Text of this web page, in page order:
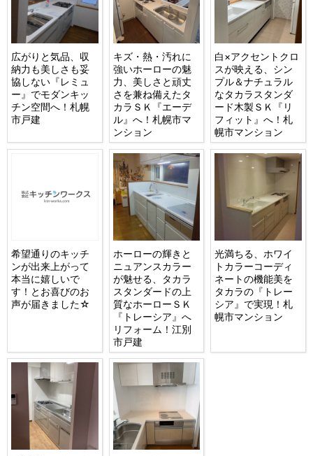
広がりと気品、収
納力も美しさも妥
協しない『レミュ
ー』でモダンキッ
チン空間へ！札幌
市戸建
キズ・熱・汚れに
強いホーローの魅
力、美しさと頑丈
さを兼ね備えたタ
カラＳＫ『エーデ
ル』へ！札幌市マ
ンション
白×アクセントクロ
スが映える、シン
プル＆ナチュラル
なタカラスタンダ
ード木製ＳＫ『リ
フィット』へ！札
幌市マンション
希望通りのキッチ
ンが出来上がって
本当に嬉しいで
す！とお喜びのお
声が届きました☆
ホーローの輝きと
ニュアンスカラー
が魅せる、タカラ
スタンダードの上
質なホーローＳＫ
『トレーシア』へ
リフォーム！江別
市戸建
光満ちる、ホワイ
トカラーコーディ
ネートの機能美を
タカラの『トレー
シア』で実現！札
幌市マンション